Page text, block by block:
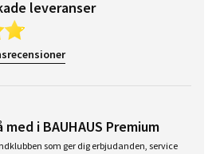
leveranser
med i BAUHAUS Premium
som ger dig erbjudanden, service